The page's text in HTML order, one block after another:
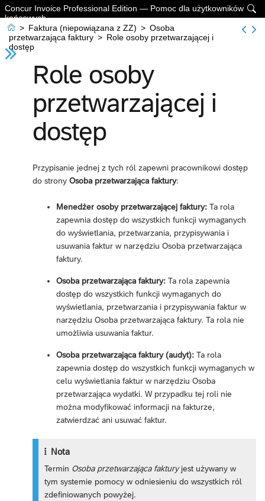

Concur Invoice Professional Edition — Pomoc dla użytkowników
końcowych
 > Faktura (niepowiązana z ZZ) > Osoba
przetwarzająca faktury > Role osoby przetwarzającej i
dostęp
Role osoby
przetwarzającej i
dostęp
Przypisanie jednej z tych ról zapewni pracownikowi dostęp
do strony Osoba przetwarzająca faktury:
Menedżer osoby przetwarzającej faktury: Ta rola
zapewnia dostęp do wszystkich funkcji wymaganych
do wyświetlania, przetwarzania, przypisywania i
usuwania faktur w narzędziu Osoba przetwarzająca
faktury.
Osoba przetwarzająca faktury: Ta rola zapewnia
dostęp do wszystkich funkcji wymaganych do
wyświetlania, przetwarzania i przypisywania faktur w
narzędziu Osoba przetwarzająca faktury. Ta rola nie
umożliwia usuwania faktur.
Osoba przetwarzająca faktury (audyt): Ta rola
zapewnia dostęp do wszystkich funkcji wymaganych w
celu wyświetlania faktur w narzędziu Osoba
przetwarzająca wydatki. W przypadku tej roli nie
można modyfikować informacji na fakturze,
zatwierdzać ani usuwać faktur.
Nota
Termin Osoba przetwarzająca fakturyjest używany w
tym systemie pomocy w odniesieniu do wszystkich ról
zdefiniowanych powyżej.